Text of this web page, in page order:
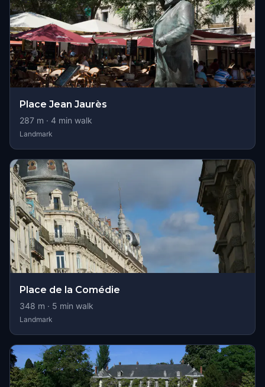
Place Jean Jaurès
287 m · 4 min walk
Landmark
Place de la Comédie
348 m · 5 min walk
Landmark